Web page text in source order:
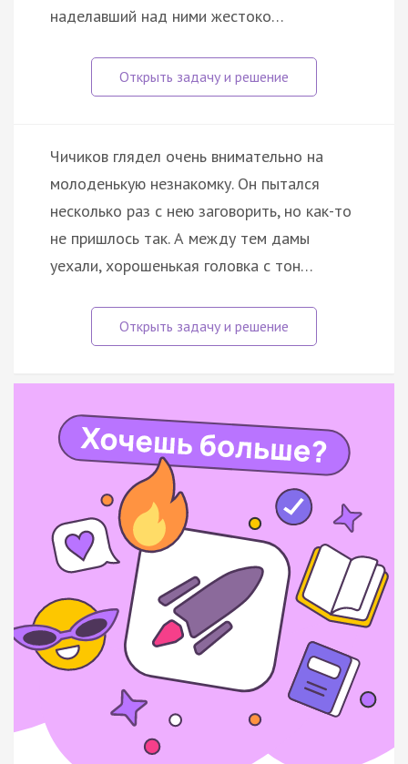
наделавший над ними жестоко…
Чичиков глядел очень внимательно на
молоденькую незнакомку. Он пытался
несколько раз с нею заговорить, но как-то
не пришлось так. А между тем дамы
уехали, хорошенькая головка с тон…